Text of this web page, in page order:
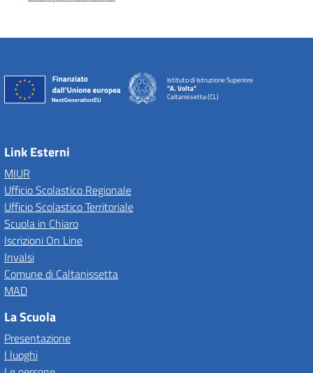
Istituto di Istruzione Superiore
"A. Volta"
Caltanissetta (CL)
Link Esterni
MIUR
Ufficio Scolastico Regionale
Ufficio Scolastico Territoriale
Scuola in Chiaro
Iscrizioni On Line
Invalsi
Comune di Caltanissetta
MAD
La Scuola
Presentazione
I luoghi